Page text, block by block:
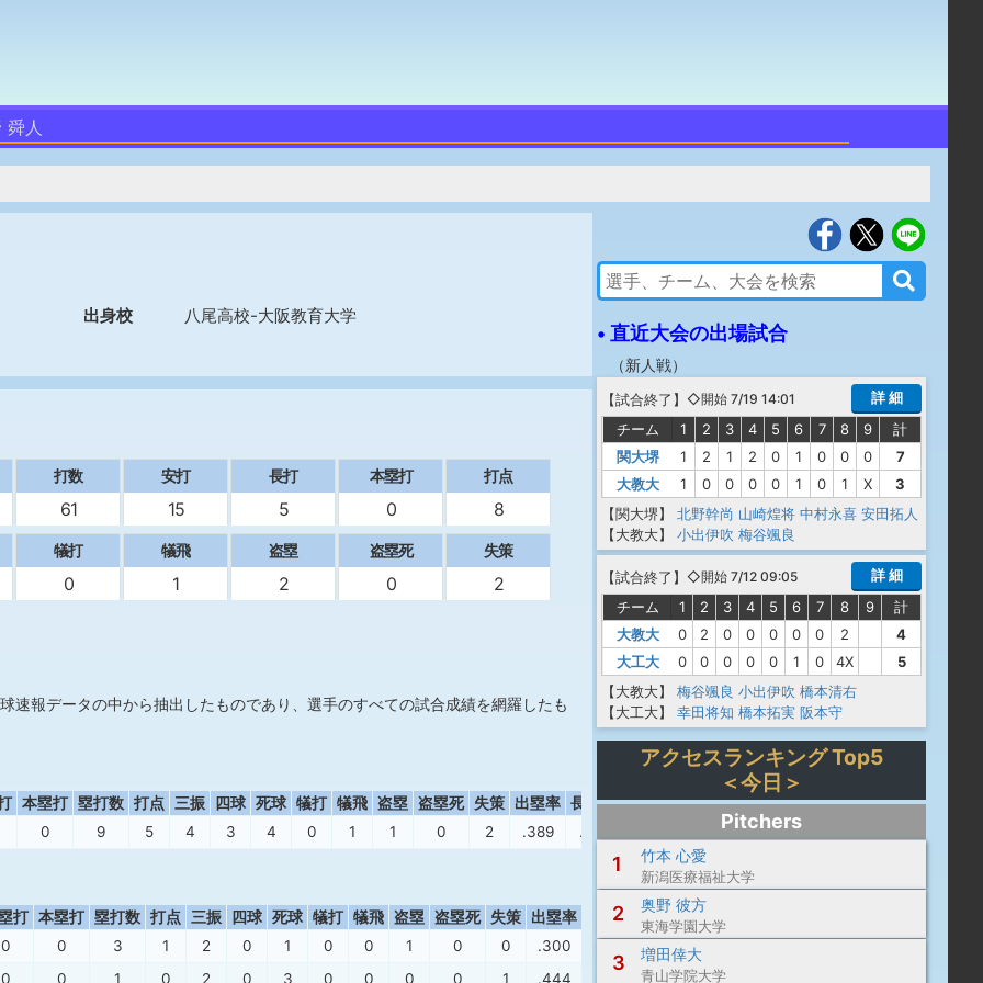
舜人
出身校 八尾高校-大阪教育大学
打数
61
安打
15
長打
5
本塁打
0
打点
8
犠打
0
犠飛
1
盗塁
2
盗塁死
0
失策
2
速報データの中から抽出したものであり、選手のすべての試合成績を網羅したも
本塁打 塁打数 打点 三振 四球 死球 犠打 犠飛 盗塁 盗塁死 失策 出塁率 長打率 OPS
0
9 5 4 3 4 0 1 1 0 2 .389 .321
打 本塁打 塁打数 打点 三振 四球 死球 犠打 犠飛 盗塁 盗塁死 失策 出塁率 長打率
OPS
0
0 3 1 2 0 1 0 0 1 0 0 .300
.633
0
0 1 0 2 0 3 0 0 0 0 1 .444 .611
• 直近大会の出場試合
（新人戦）
【試合終了 】 ◇開始 7/19 14:01
詳 細
チーム
1 2 3 4 5 6 7 8 9
計
関大堺
1 2 1 2 0 1 0 0 0
7
大教大
1 0 0 0 0 1 0 1 X
3
【関大堺】
北野幹尚 山崎煌将 中村永喜 安田拓人
【大教大】
小出伊吹 梅谷颯良
【試合終了 】 ◇開始 7/12 09:05
詳 細
チーム
1 2 3 4 5 6 7 8 9
計
大教大
0 2 0 0 0 0 0 2
4
大工大
0 0 0 0 0 1 0 4X
5
【大教大】
梅谷颯良 小出伊吹 橋本清右
【大工大】
幸田将知 橋本拓実 阪本守
アクセスランキング Top5
＜今日＞
Pitchers
1
竹本 心愛
新潟医療福祉大学
2 奥野 彼方
東海学園大学
3 増田倖大
青山学院大学